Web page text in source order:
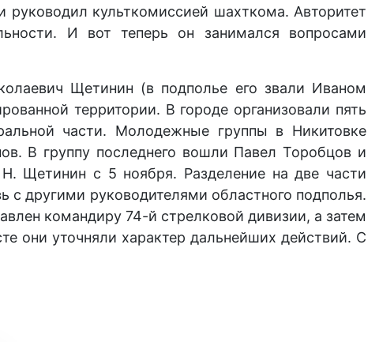
руководил культкомиссией шахткома. Авторитет
И вот теперь он занимался вопросами
Щетинин (в подполье его звали Иваном
территории. В городе организовали пять
части. Молодежные группы в Никитовке
В группу последнего вошли Павел Торобцов и
Щетинин с 5 ноября. Разделение на две части
с другими руководителями областного подполья.
командиру 74-й стрелковой дивизии, а затем
они уточняли характер дальнейших действий. С